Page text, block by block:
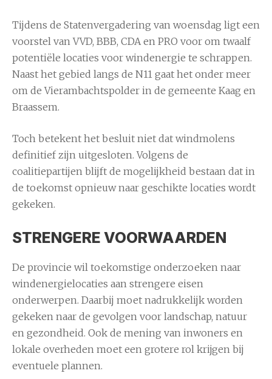
Tijdens de Statenvergadering van woensdag ligt een
voorstel van VVD, BBB, CDA en PRO voor om twaalf
potentiële locaties voor windenergie te schrappen.
Naast het gebied langs de N11 gaat het onder meer
om de Vierambachtspolder in de gemeente Kaag en
Braassem.
Toch betekent het besluit niet dat windmolens
definitief zijn uitgesloten. Volgens de
coalitiepartijen blijft de mogelijkheid bestaan dat in
de toekomst opnieuw naar geschikte locaties wordt
gekeken.
STRENGERE VOORWAARDEN
De provincie wil toekomstige onderzoeken naar
windenergielocaties aan strengere eisen
onderwerpen. Daarbij moet nadrukkelijk worden
gekeken naar de gevolgen voor landschap, natuur
en gezondheid. Ook de mening van inwoners en
lokale overheden moet een grotere rol krijgen bij
eventuele plannen.